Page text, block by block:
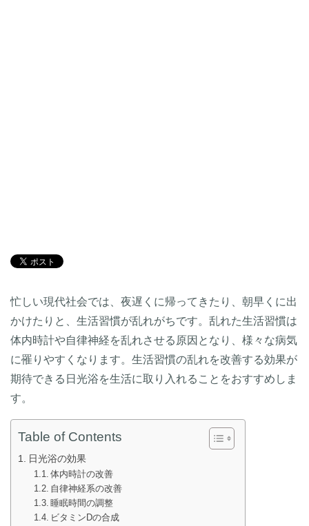
忙しい現代社会では、夜遅くに帰ってきたり、朝早くに出
かけたりと、生活習慣が乱れがちです。乱れた生活習慣は
体内時計や自律神経を乱れさせる原因となり、様々な病気
に罹りやすくなります。生活習慣の乱れを改善する効果が
期待できる日光浴を生活に取り入れることをおすすめしま
す。
Table of Contents
日光浴の効果
体内時計の改善
自律神経系の改善
睡眠時間の調整
ビタミンDの合成